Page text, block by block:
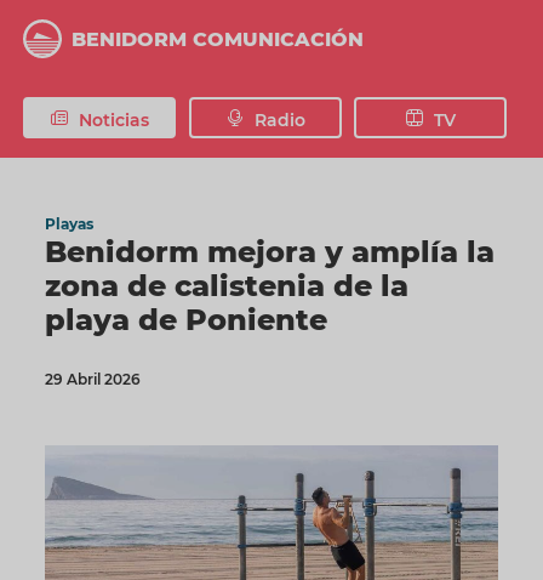
contenido
BENIDORM COMUNICACIÓN
Noticias Radio TV
Playas
Benidorm mejora y amplía la
zona de calistenia de la
playa de Poniente
29 Abril 2026